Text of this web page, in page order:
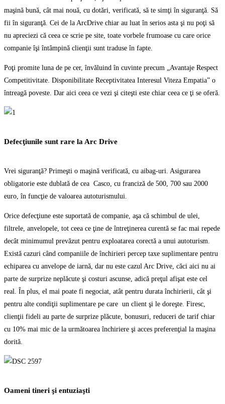
maşină bună, cât mai nouă, cu dotări, verificată, să te simţi în siguranţă. Să
fii în siguranţă. Cei de la ArcDrive chiar au luat în serios asta şi nu poţi să
nu apreciezi că ceea ce scrie pe site, toate vorbele frumoase cu care orice
companie îşi întâmpină clienţii sunt traduse în fapte.
Poţi promite luna de pe cer, învăluind în cuvinte precum „Avantaje Respect
Competitivitate. Disponibilitate Receptivitatea Interesul Viteza Empatia” o
întreagă poveste. Dar aici ceea ce vezi şi citeşti este chiar ceea ce ţi se oferă.
Defecţiunile sunt rare la Arc Drive
Vrei siguranţă? Primeşti o maşină verificată, cu aibag-uri. Asigurarea
obligatorie este dublată de cea Casco, cu franciză de 500, 700 sau 2000
euro, în funcţie de valoarea autoturismului.
Orice defecţiune este suportată de companie, aşa că schimbul de ulei,
filtrele, anvelopele, tot ceea ce ţine de întreţinerea curentă se fac mai repede
decât minimumul prevăzut pentru exploatarea corectă a unui autoturism.
Există cazuri când companiile de închirieri percep taxe suplimentare pentru
echiparea cu anvelope de iarnă, dar nu este cazul Arc Drive, căci aici nu ai
parte de surprize neplăcute şi costuri ascunse, adică preţul afişat este cel
real. În plus, el mai poate fi negociat, atât pentru durata închirierii, cât şi
pentru alte condiţii suplimentare pe care un client şi le doreşte. Firesc,
clienţii fideli au parte de surprize plăcute, bonusuri, reduceri de tarif chiar
cu 10% mai mic de la următoarea închiriere şi acces preferenţial la maşina
dorită.
Oameni tineri şi entuziaşti